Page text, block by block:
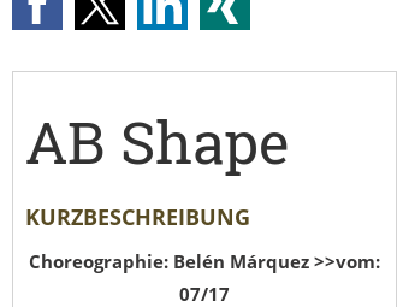
AB Shape
KURZBESCHREIBUNG
Choreographie: Belén Márquez >>vom:
07/17